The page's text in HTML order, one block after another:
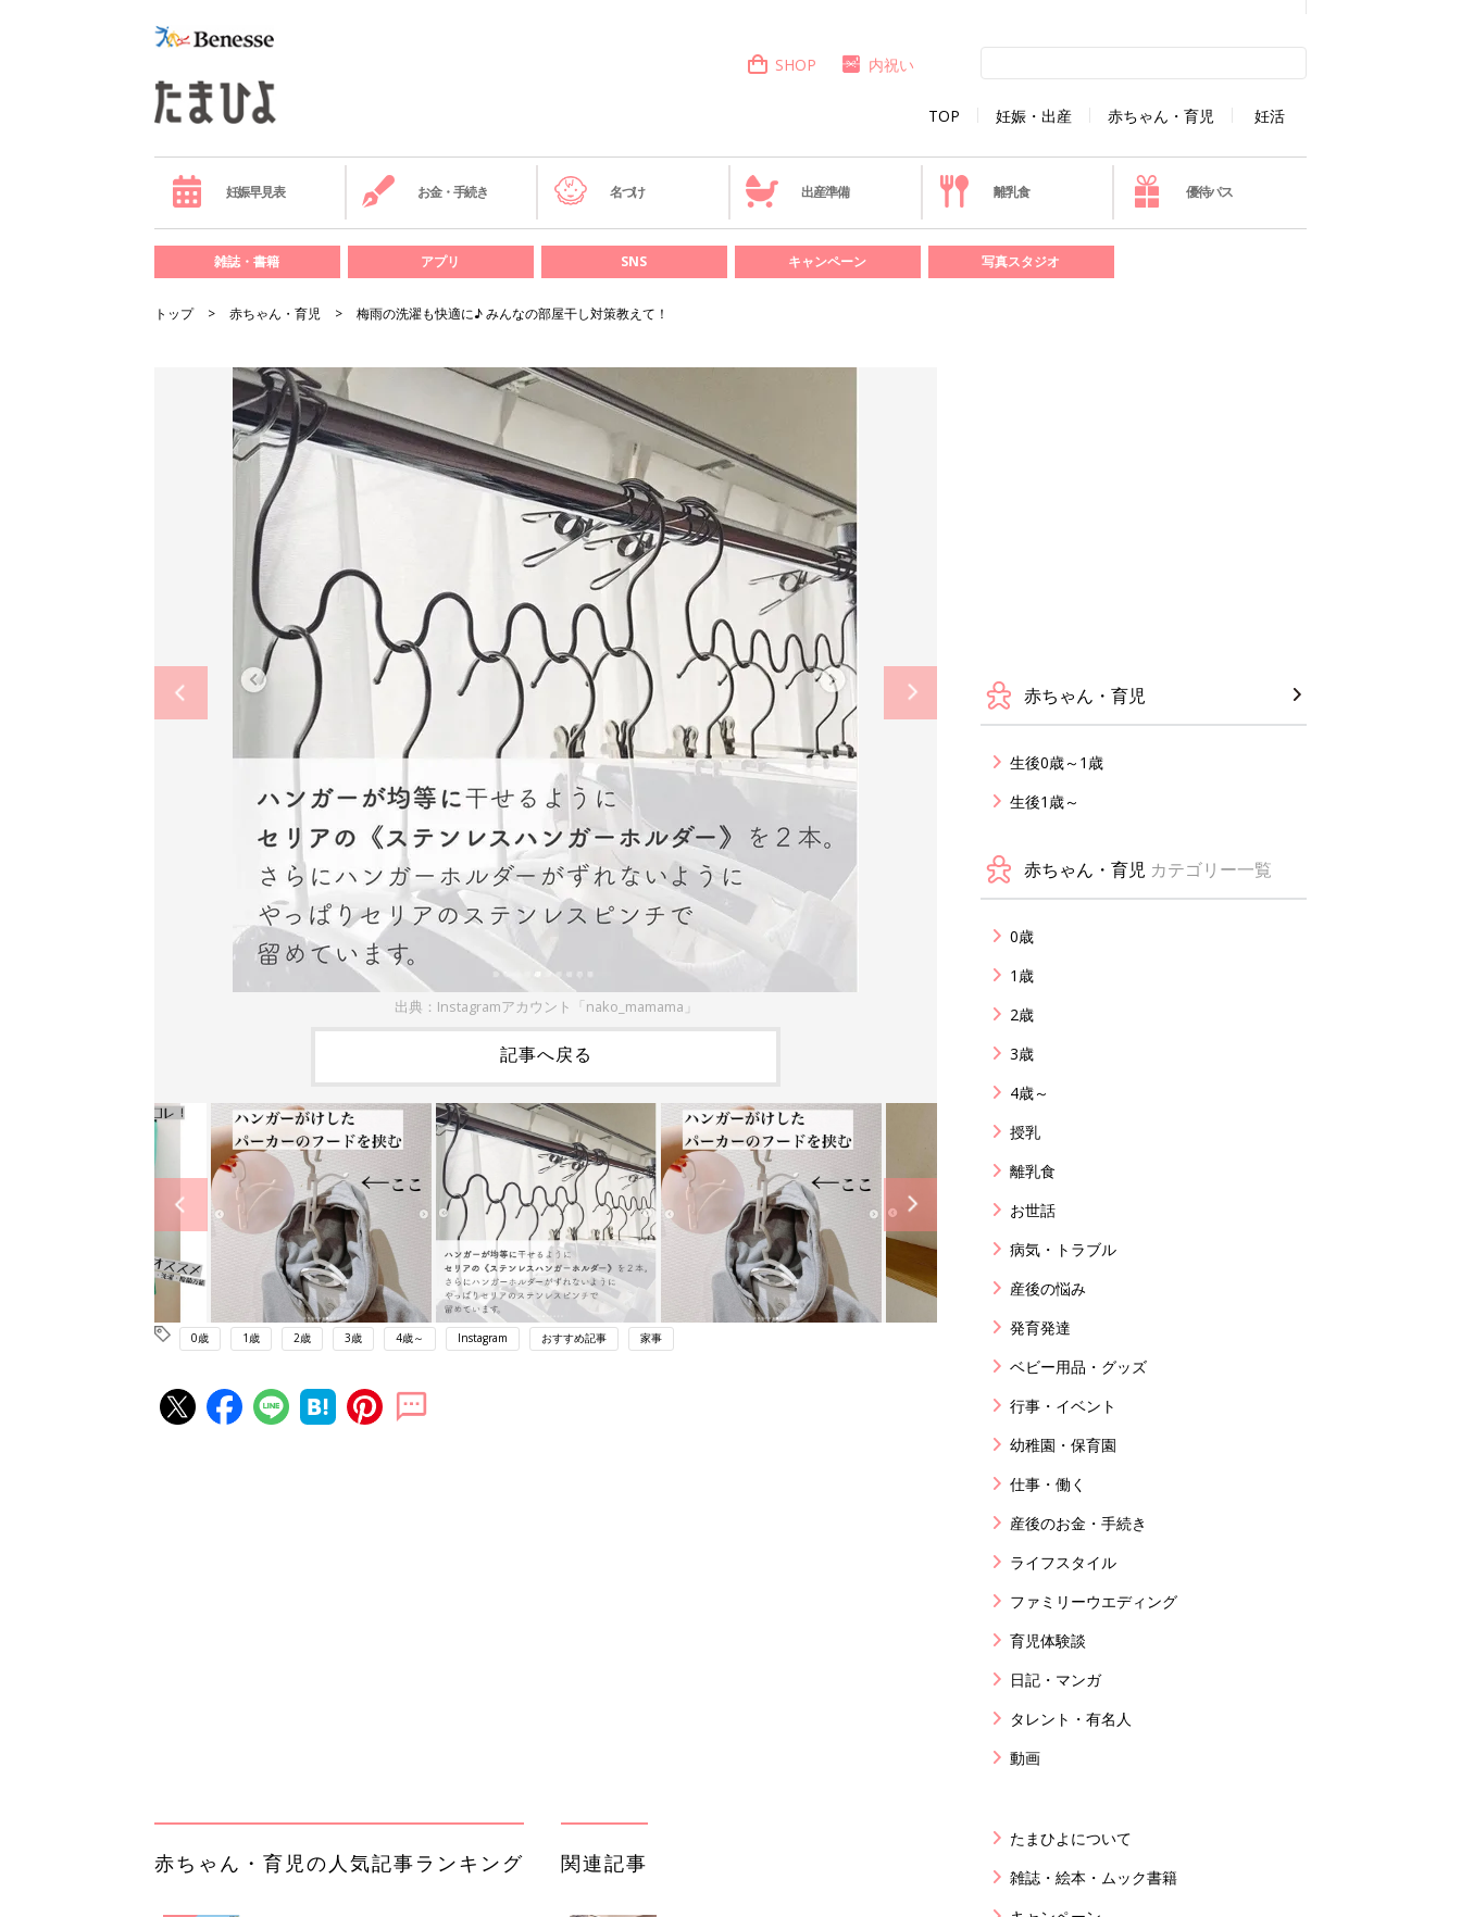
TOP 妊娠・出産 赤ちゃん・育児 妊活
SHOP 内祝い
妊娠早見表 お金・手続き 名づけ 出産準備 離乳食 優待パス
雑誌・書籍 アプリ SNS キャンペーン 写真スタジオ
トップ 赤ちゃん・育児 梅雨の洗濯も快適に♪ みんなの部屋干し対策教えて！
出典：Instagramアカウント「nako_mamama」
記事へ戻る
0歳 1歳 2歳 3歳 4歳～ Instagram おすすめ記事 家事
赤ちゃん・育児
生後0歳～1歳
生後1歳～
赤ちゃん・育児 カテゴリー一覧
0歳
1歳
2歳
3歳
4歳～
授乳
離乳食
お世話
病気・トラブル
産後の悩み
発育発達
ベビー用品・グッズ
行事・イベント
幼稚園・保育園
仕事・働く
産後のお金・手続き
ライフスタイル
ファミリーウエディング
育児体験談
日記・マンガ
タレント・有名人
動画
たまひよについて
雑誌・絵本・ムック書籍